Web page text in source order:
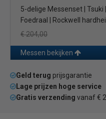
5-delige Messenset | Tsuki
Foedraal | Rockwell
€ 204,00
Messen bekijken
Geld terug prijsgarantie
Lage prijzen hoge service
Gratis verzending vanaf €